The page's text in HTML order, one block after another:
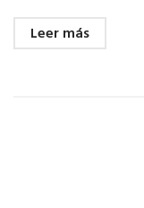
Leer más